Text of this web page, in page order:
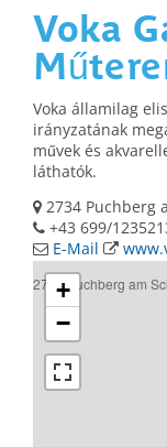
Voka
Voka államilag
irányzatának
művek és
láthatók.
2734 Puchberg
+43 699/
E-Mail
2734 Puchberg am
+
−